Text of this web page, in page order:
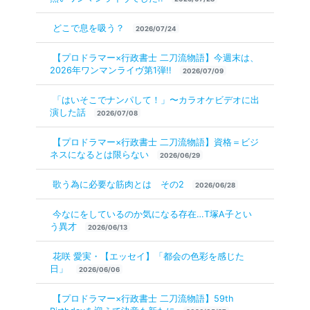
どこで息を吸う？ 2026/07/24
【プロドラマー×行政書士 二刀流物語】今週末は、
2026年ワンマンライヴ第1弾!!
2026/07/09
「はいそこでナンパして！」〜カラオケビデオに出
演した話
2026/07/08
【プロドラマー×行政書士 二刀流物語】資格＝ビジ
ネスになるとは限らない
2026/06/29
歌う為に必要な筋肉とは その2 2026/06/28
今なにをしているのか気になる存在…T塚A子とい
う異才
2026/06/13
花咲 愛実・【エッセイ】「都会の色彩を感じた
日」
2026/06/06
【プロドラマー×行政書士 二刀流物語】59th